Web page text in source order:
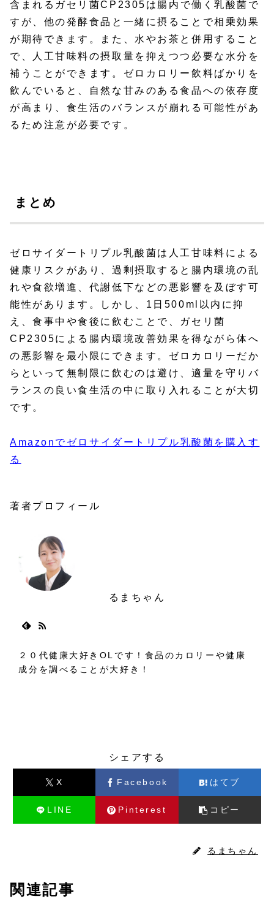
含まれるガセリ菌CP2305は腸内で働く乳酸菌で
すが、他の発酵食品と一緒に摂ることで相乗効果
が期待できます。また、水やお茶と併用すること
で、人工甘味料の摂取量を抑えつつ必要な水分を
補うことができます。ゼロカロリー飲料ばかりを
飲んでいると、自然な甘みのある食品への依存度
が高まり、食生活のバランスが崩れる可能性があ
るため注意が必要です。
まとめ
ゼロサイダートリプル乳酸菌は人工甘味料による
健康リスクがあり、過剰摂取すると腸内環境の乱
れや食欲増進、代謝低下などの悪影響を及ぼす可
能性があります。しかし、1日500ml以内に抑
え、食事中や食後に飲むことで、ガセリ菌
CP2305による腸内環境改善効果を得ながら体へ
の悪影響を最小限にできます。ゼロカロリーだか
らといって無制限に飲むのは避け、適量を守りバ
ランスの良い食生活の中に取り入れることが大切
です。
Amazonでゼロサイダートリプル乳酸菌を購入す
る
著者プロフィール
るまちゃん
２０代健康大好きOLです！食品のカロリーや健康
成分を調べることが大好き！
シェアする
X Facebook はてブ
LINE Pinterest コピー
るまちゃん
関連記事